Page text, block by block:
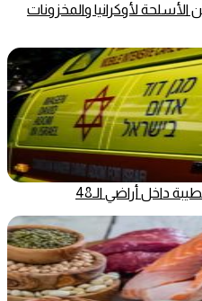
لأوكرانيا والمخزونات